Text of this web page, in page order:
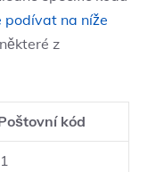
podívat na níže
z
kód